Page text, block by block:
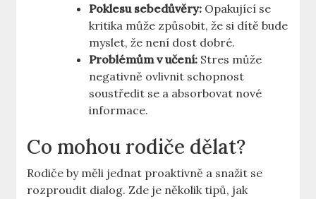
Poklesu sebedůvěry: Opakující se
kritika může ⁢způsobit, že si dítě bude
myslet, že ⁢není dost dobré.
Problémům v ⁣učení: ‌Stres⁤ může
negativně⁢ ovlivnit schopnost
soustředit se a ​absorbovat nové
informace.
Co mohou rodiče dělat?
Rodiče by‍ měli jednat‌ proaktivně a⁤ snažit se
rozproudit dialog. Zde je několik tipů, ‌jak